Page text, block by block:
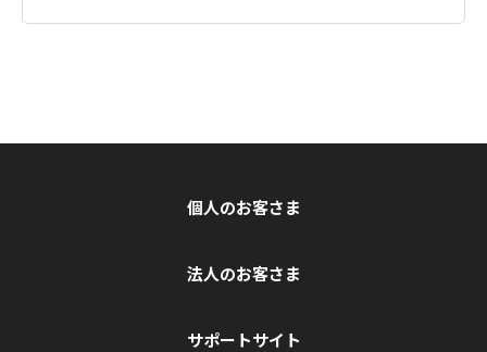
個人のお客さま
法人のお客さま
サポートサイト